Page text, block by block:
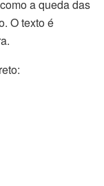
a queda das
O texto é